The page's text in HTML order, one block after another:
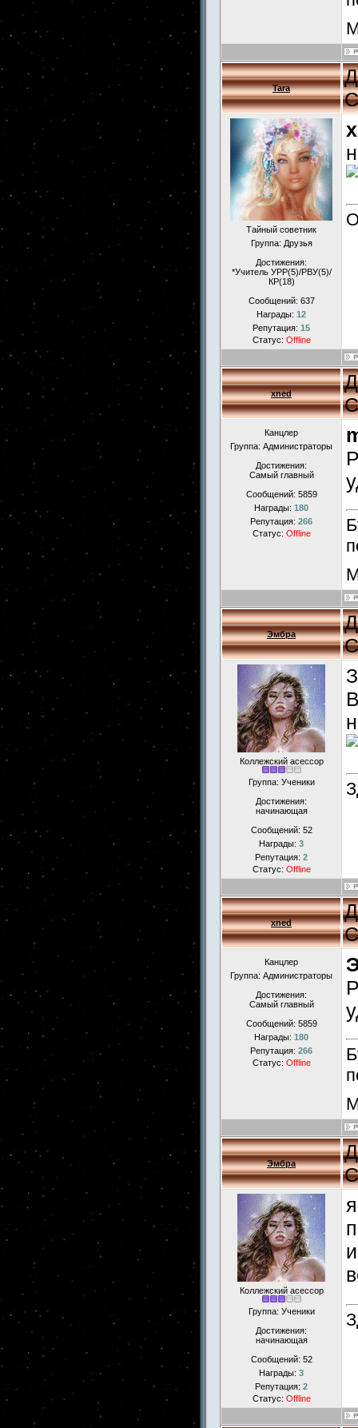
Tara
Тайный советник
Группа: Друзья
Достижения:
*Учитель УРР(5)/РВУ(5)/
КР(18)
Сообщений: 637
Награды: 12
Репутация: 15
Статус: Offline
xned
Канцлер
Группа: Администраторы
Достижения:
Самый главный
Сообщений: 5859
Награды: 180
Репутация: 266
Статус: Offline
Эмбра
Коллежский асессор
Группа: Ученики
Достижения:
начинающая
Сообщений: 52
Награды: 3
Репутация: 2
Статус: Offline
xned
Канцлер
Группа: Администраторы
Достижения:
Самый главный
Сообщений: 5859
Награды: 180
Репутация: 266
Статус: Offline
Эмбра
Коллежский асессор
Группа: Ученики
Достижения:
начинающая
Сообщений: 52
Награды: 3
Репутация: 2
Статус: Offline